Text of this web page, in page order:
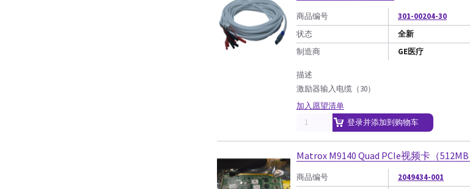
商品编号
301-00204-30
状态
全新
制造商
GE医疗
描述
激励器输入电缆（30）
加入愿望清单
登录并添加到购物车
Matrox M9140 Quad PCIe视频卡（512MB
商品编号
2049434-001